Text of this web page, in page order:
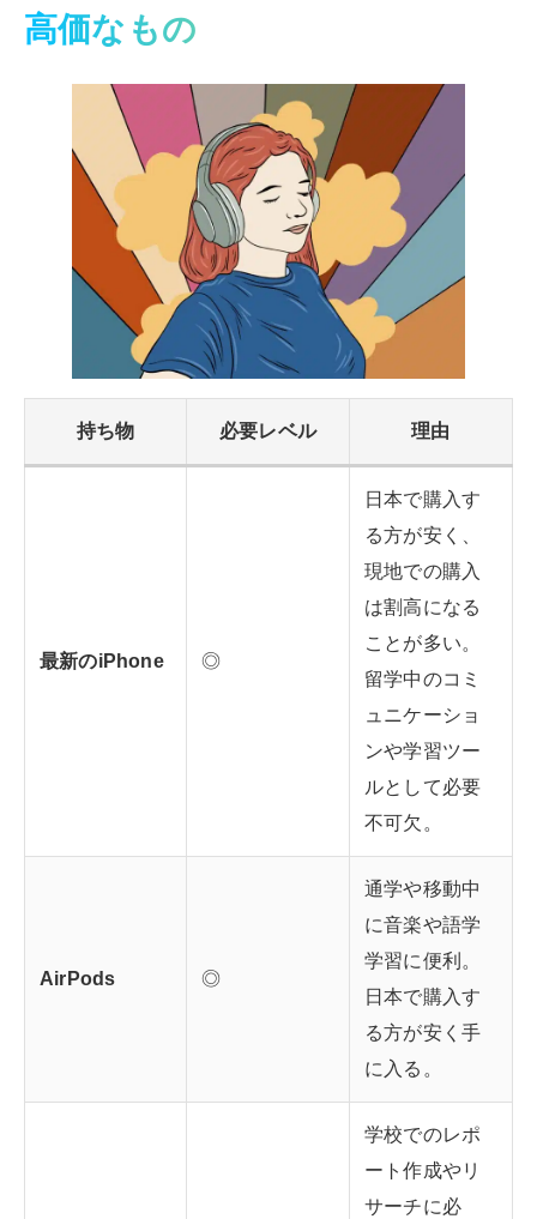
高価なもの
持ち物 必要レベル 理由
最新のiPhone ◎
日本で購入す
る方が安く、
現地での購入
は割高になる
ことが多い。
留学中のコミ
ュニケーショ
ンや学習ツー
ルとして必要
不可欠。
AirPods ◎
通学や移動中
に音楽や語学
学習に便利。
日本で購入す
る方が安く手
に入る。
学校でのレポ
ート作成やリ
サーチに必